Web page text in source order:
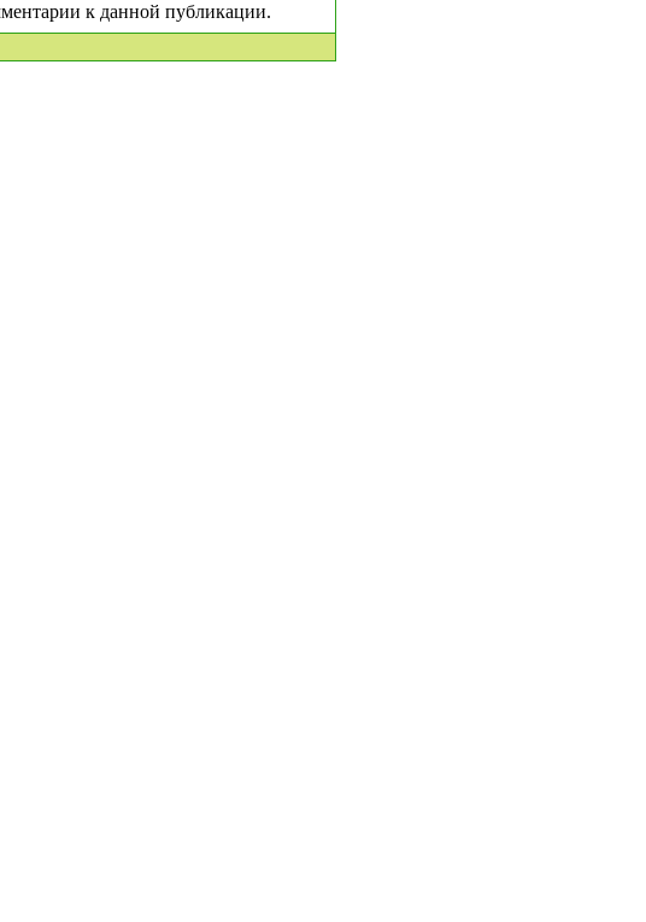
к данной публикации.